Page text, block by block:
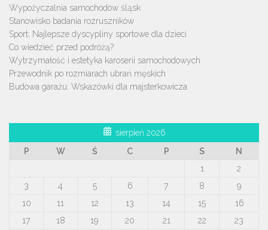
Wypożyczalnia samochodów śląsk
Stanowisko badania rozruszników
Sport: Najlepsze dyscypliny sportowe dla dzieci
Co wiedzieć przed podróżą?
Wytrzymałość i estetyka karoserii samochodowych
Przewodnik po rozmiarach ubrań męskich
Budowa garażu: Wskazówki dla majsterkowicza
sierpień 2026
P
W Ś C P S
N
1
2
3
4 5 6 7 8
9
10
11 12 13 14 15
16
17
18 19 20 21 22 23